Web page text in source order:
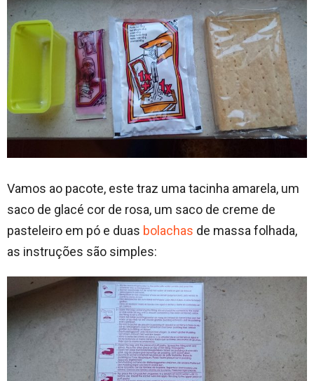
Vamos ao pacote, este traz uma tacinha amarela, um
saco de glacé cor de rosa, um saco de creme de
pasteleiro em pó e duas bolachas de massa folhada,
as instruções são simples: